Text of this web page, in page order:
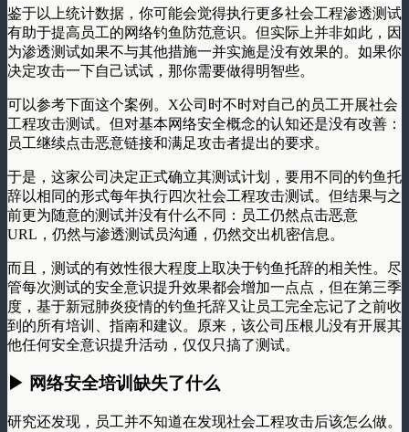
鉴于以上统计数据，你可能会觉得执行更多社会工程渗透测试
有助于提高员工的网络钓鱼防范意识。但实际上并非如此，因
为渗透测试如果不与其他措施一并实施是没有效果的。如果你
决定攻击一下自己试试，那你需要做得明智些。
可以参考下面这个案例。X公司时不时对自己的员工开展社会
工程攻击测试。但对基本网络安全概念的认知还是没有改善：
员工继续点击恶意链接和满足攻击者提出的要求。
于是，这家公司决定正式确立其测试计划，要用不同的钓鱼托
辞以相同的形式每年执行四次社会工程攻击测试。但结果与之
前更为随意的测试并没有什么不同：员工仍然点击恶意
URL，仍然与渗透测试员沟通，仍然交出机密信息。
而且，测试的有效性很大程度上取决于钓鱼托辞的相关性。尽
管每次测试的安全意识提升效果都会增加一点点，但在第三季
度，基于新冠肺炎疫情的钓鱼托辞又让员工完全忘记了之前收
到的所有培训、指南和建议。原来，该公司压根儿没有开展其
他任何安全意识提升活动，仅仅只搞了测试。
▶ 网络安全培训缺失了什么
研究还发现，员工并不知道在发现社会工程攻击后该怎么做。